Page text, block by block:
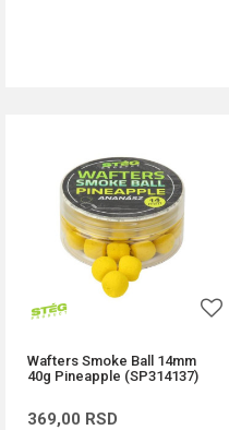
Wafters Smoke Ball 14mm
40g Pineapple (SP314137)
369,00 RSD